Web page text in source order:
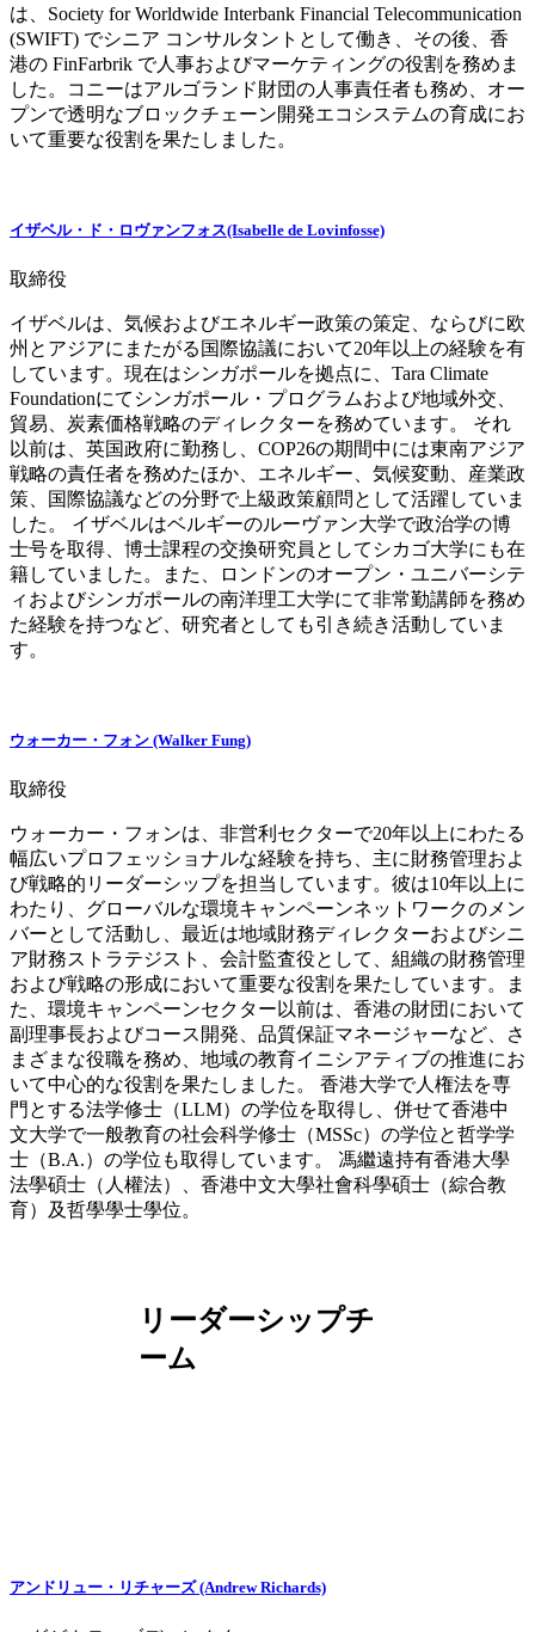
は、Society for Worldwide Interbank Financial Telecommunication
(SWIFT) でシニア コンサルタントとして働き、その後、香
港の FinFarbrik で人事およびマーケティングの役割を務めま
した。コニーはアルゴランド財団の人事責任者も務め、オー
プンで透明なブロックチェーン開発エコシステムの育成にお
いて重要な役割を果たしました。
イザベル・ド・ロヴァンフォス(Isabelle de Lovinfosse)
取締役
イザベルは、気候およびエネルギー政策の策定、ならびに欧
州とアジアにまたがる国際協議において20年以上の経験を有
しています。現在はシンガポールを拠点に、Tara Climate
Foundationにてシンガポール・プログラムおよび地域外交、
貿易、炭素価格戦略のディレクターを務めています。 それ
以前は、英国政府に勤務し、COP26の期間中には東南アジア
戦略の責任者を務めたほか、エネルギー、気候変動、産業政
策、国際協議などの分野で上級政策顧問として活躍していま
した。 イザベルはベルギーのルーヴァン大学で政治学の博
士号を取得、博士課程の交換研究員としてシカゴ大学にも在
籍していました。また、ロンドンのオープン・ユニバーシテ
ィおよびシンガポールの南洋理工大学にて非常勤講師を務め
た経験を持つなど、研究者としても引き続き活動していま
す。
ウォーカー・フォン (Walker Fung)
取締役
ウォーカー・フォンは、非営利セクターで20年以上にわたる
幅広いプロフェッショナルな経験を持ち、主に財務管理およ
び戦略的リーダーシップを担当しています。彼は10年以上に
わたり、グローバルな環境キャンペーンネットワークのメン
バーとして活動し、最近は地域財務ディレクターおよびシニ
ア財務ストラテジスト、会計監査役として、組織の財務管理
および戦略の形成において重要な役割を果たしています。ま
た、環境キャンペーンセクター以前は、香港の財団において
副理事長およびコース開発、品質保証マネージャーなど、さ
まざまな役職を務め、地域の教育イニシアティブの推進にお
いて中心的な役割を果たしました。 香港大学で人権法を専
門とする法学修士（LLM）の学位を取得し、併せて香港中
文大学で一般教育の社会科学修士（MSSc）の学位と哲学学
士（B.A.）の学位も取得しています。 馮繼遠持有香港大學
法學碩士（人權法）、香港中文大學社會科學碩士（綜合教
育）及哲學學士學位。
リーダーシップチ
ーム
アンドリュー・リチャーズ (Andrew Richards)